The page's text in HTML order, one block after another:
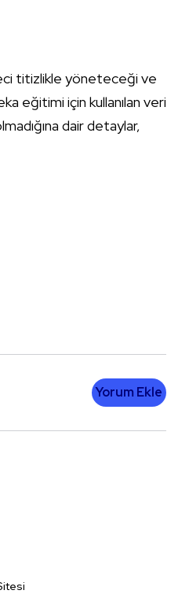
titizlikle yöneteceği ve
eğitimi için kullanılan veri
dair detaylar,
Yorum Ekle